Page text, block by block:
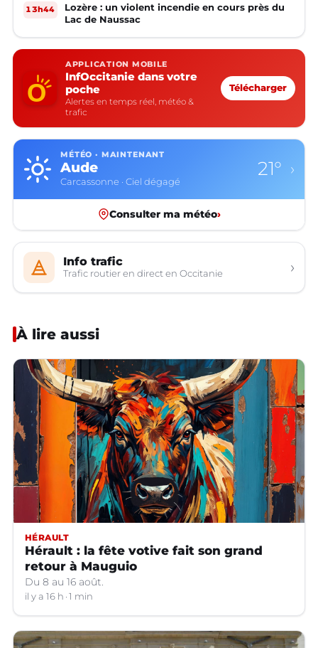
13h44
Lozère : un violent incendie en cours près du
Lac de Naussac
APPLICATION MOBILE
InfOccitanie dans votre
poche
Alertes en temps réel, météo &
trafic
Télécharger
MÉTÉO · MAINTENANT
Aude
Carcassonne · Ciel dégagé
21° ›
Consulter ma météo›
Info trafic
Trafic routier en direct en Occitanie ›
À lire aussi
HÉRAULT
Hérault : la fête votive fait son grand
retour à Mauguio
Du 8 au 16 août.
il y a 16 h 1 min